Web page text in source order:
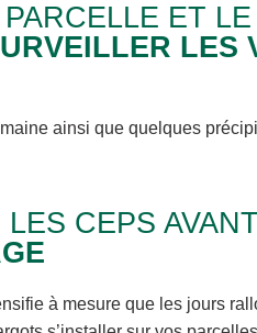
ET LE
LES
ainsi que quelques
CEPS
à mesure que les jours